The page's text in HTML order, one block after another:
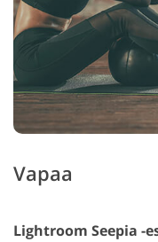
Vapaa
Lightroom Seepia -